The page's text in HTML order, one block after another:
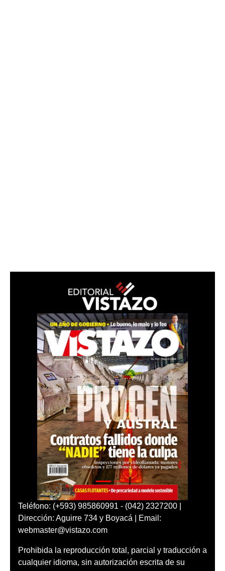
Teléfono: (+593) 985860991 - (042) 2327200 |
Dirección: Aguirre 734 y Boyacá | Email:
webmaster@vistazo.com
Prohibida la reproducción total, parcial y traducción a
cualquier idioma, sin autorización escrita de su